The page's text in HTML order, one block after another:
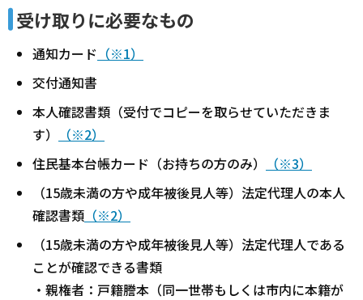
受け取りに必要なもの
通知カード （※1）
交付通知書
本人確認書類（受付でコピーを取らせていただきま
す）
（※2）
住民基本台帳カード（お持ちの方のみ）
（※3）
（15歳未満の方や成年被後見人等）法定代理人の本人
確認書類 （※2）
（15歳未満の方や成年被後見人等）法定代理人である
ことが確認できる書類
・親権者：戸籍謄本（同一世帯もしくは市内に本籍が